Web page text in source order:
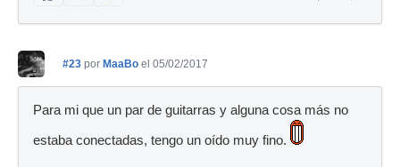
#23 por MaaBo el 05/02/2017
Para mi que un par de guitarras y alguna cosa más no
estaba conectadas, tengo un oído muy fino.